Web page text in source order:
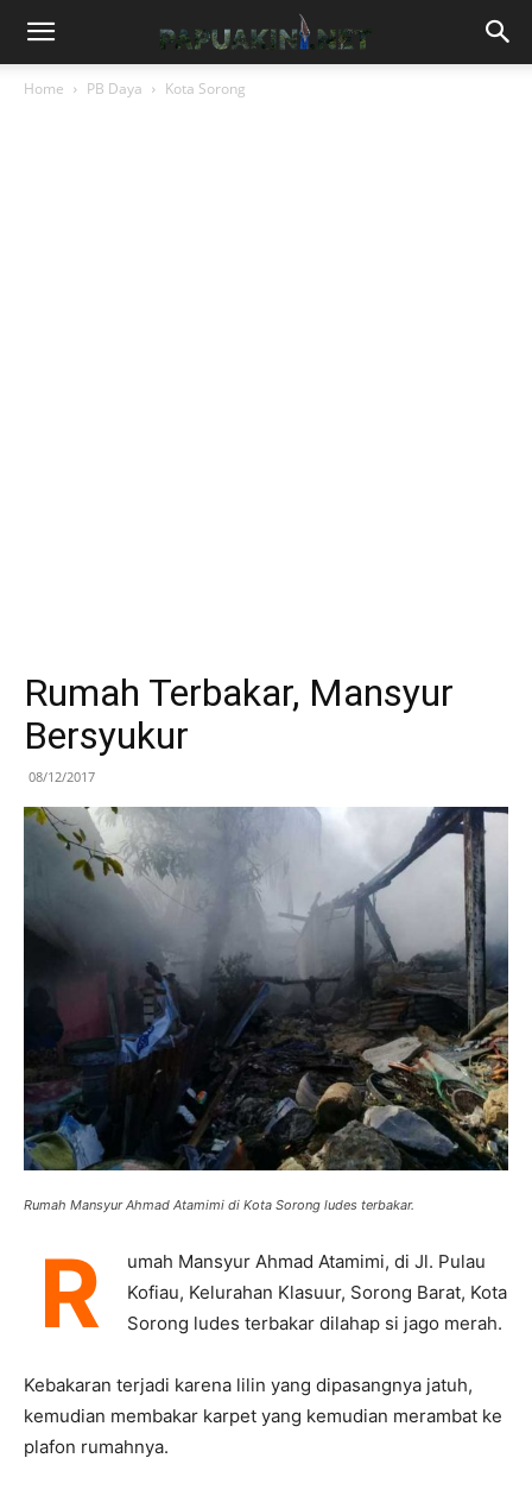
Home PB Daya Kota Sorong
Rumah Terbakar, Mansyur
Bersyukur
08/12/2017
Rumah Mansyur Ahmad Atamimi di Kota Sorong ludes terbakar.
R
umah Mansyur Ahmad Atamimi, di Jl. Pulau
Kofiau, Kelurahan Klasuur, Sorong Barat, Kota
Sorong ludes terbakar dilahap si jago merah.
Kebakaran terjadi karena lilin yang dipasangnya jatuh,
kemudian membakar karpet yang kemudian merambat ke
plafon rumahnya.